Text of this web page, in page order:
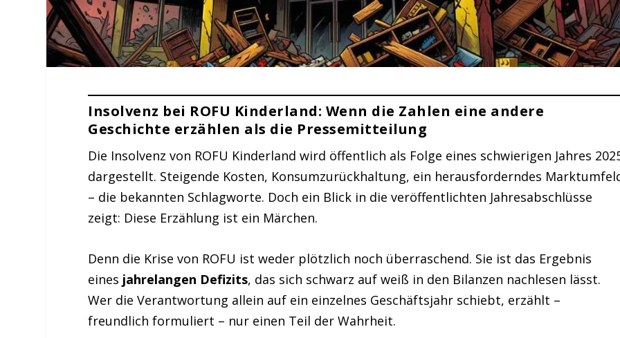
Insolvenz bei ROFU Kinderland: Wenn die Zahlen eine andere
Geschichte erzählen als die Pressemitteilung
Die Insolvenz von ROFU Kinderland wird öffentlich als Folge eines schwierigen Jahres
dargestellt. Steigende Kosten, Konsumzurückhaltung, ein herausforderndes
– die bekannten Schlagworte. Doch ein Blick in die veröffentlichten Jahresabschlüsse
zeigt: Diese Erzählung ist ein Märchen.
Denn die Krise von ROFU ist weder plötzlich noch überraschend. Sie ist das Ergebnis
eines jahrelangen Defizits, das sich schwarz auf weiß in den Bilanzen nachlesen lässt.
Wer die Verantwortung allein auf ein einzelnes Geschäftsjahr schiebt, erzählt –
freundlich formuliert – nur einen Teil der Wahrheit.